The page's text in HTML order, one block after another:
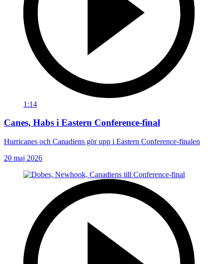
1:14
Canes, Habs i Eastern Conference-final
Hurricanes och Canadiens gör upp i Eastern Conference-finalen
20 maj 2026